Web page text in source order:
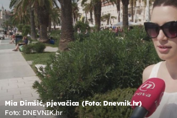
Mia Dimšić, pjevačica (Foto: Dnevnik.hr)
Foto: DNEVNIK.hr
OMOGUĆI